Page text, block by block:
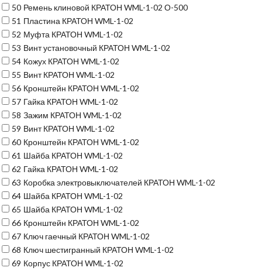
50 Ремень клиновой КРАТОН WML-1-02 О-500
51 Пластина КРАТОН WML-1-02
52 Муфта КРАТОН WML-1-02
53 Винт установочный КРАТОН WML-1-02
54 Кожух КРАТОН WML-1-02
55 Винт КРАТОН WML-1-02
56 Кронштейн КРАТОН WML-1-02
57 Гайка КРАТОН WML-1-02
58 Зажим КРАТОН WML-1-02
59 Винт КРАТОН WML-1-02
60 Кронштейн КРАТОН WML-1-02
61 Шайба КРАТОН WML-1-02
62 Гайка КРАТОН WML-1-02
63 Коробка электровыключателей КРАТОН WML-1-02
64 Шайба КРАТОН WML-1-02
65 Шайба КРАТОН WML-1-02
66 Кронштейн КРАТОН WML-1-02
67 Ключ гаечный КРАТОН WML-1-02
68 Ключ шестигранный КРАТОН WML-1-02
69 Корпус КРАТОН WML-1-02